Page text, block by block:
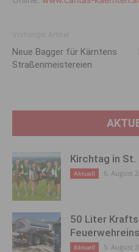
Neue Bagger für Kärntens
Straßenmeistereien
Kirchtag in St.
Aktuell 6. August
50 Liter
Aktuell 5. August